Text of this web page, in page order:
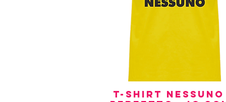
Quick View
T-Shirt Nessuno